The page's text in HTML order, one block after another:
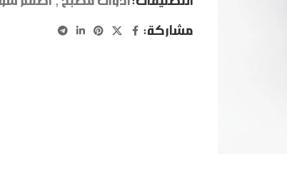
مشاركة: